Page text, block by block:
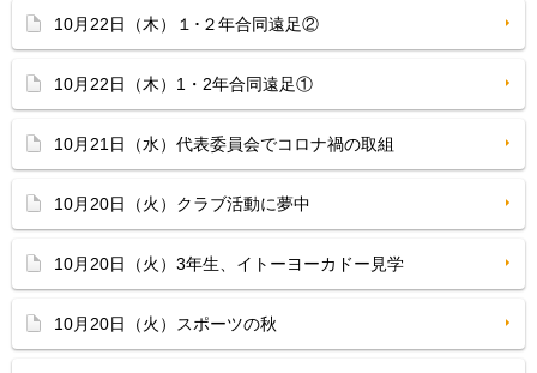
10月22日（木）１･２年合同遠足②
10月22日（木）1・2年合同遠足①
10月21日（水）代表委員会でコロナ禍の取組
10月20日（火）クラブ活動に夢中
10月20日（火）3年生、イトーヨーカドー見学
10月20日（火）スポーツの秋